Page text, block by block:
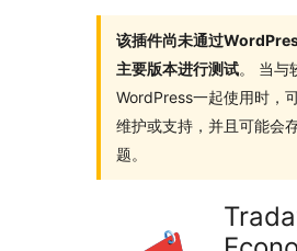
该插件尚未通过
主要版本进行测试。 当与
WordPress一起使用时，
维护或支持，并且可能会
题。